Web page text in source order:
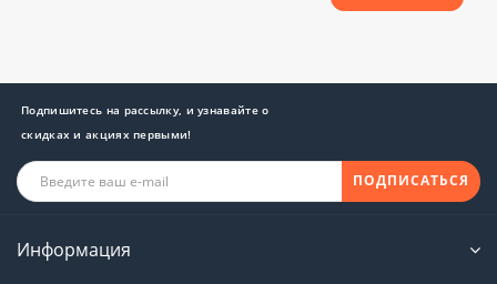
Подпишитесь на рассылку, и узнавайте о
скидках и акциях первыми!
ПОДПИСАТЬСЯ
Информация